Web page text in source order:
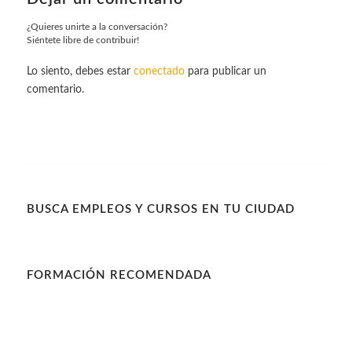
¿Quieres unirte a la conversación?
Siéntete libre de contribuir!
Lo siento, debes estar conectadopara publicar un
comentario.
BUSCA EMPLEOS Y CURSOS EN TU CIUDAD
FORMACIÓN RECOMENDADA